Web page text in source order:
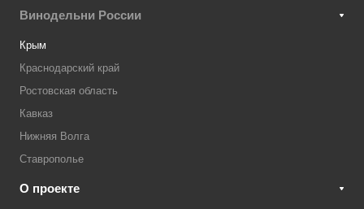
Винодельни России
Крым
Краснодарский край
Ростовская область
Кавказ
Нижняя Волга
Ставрополье
О проекте